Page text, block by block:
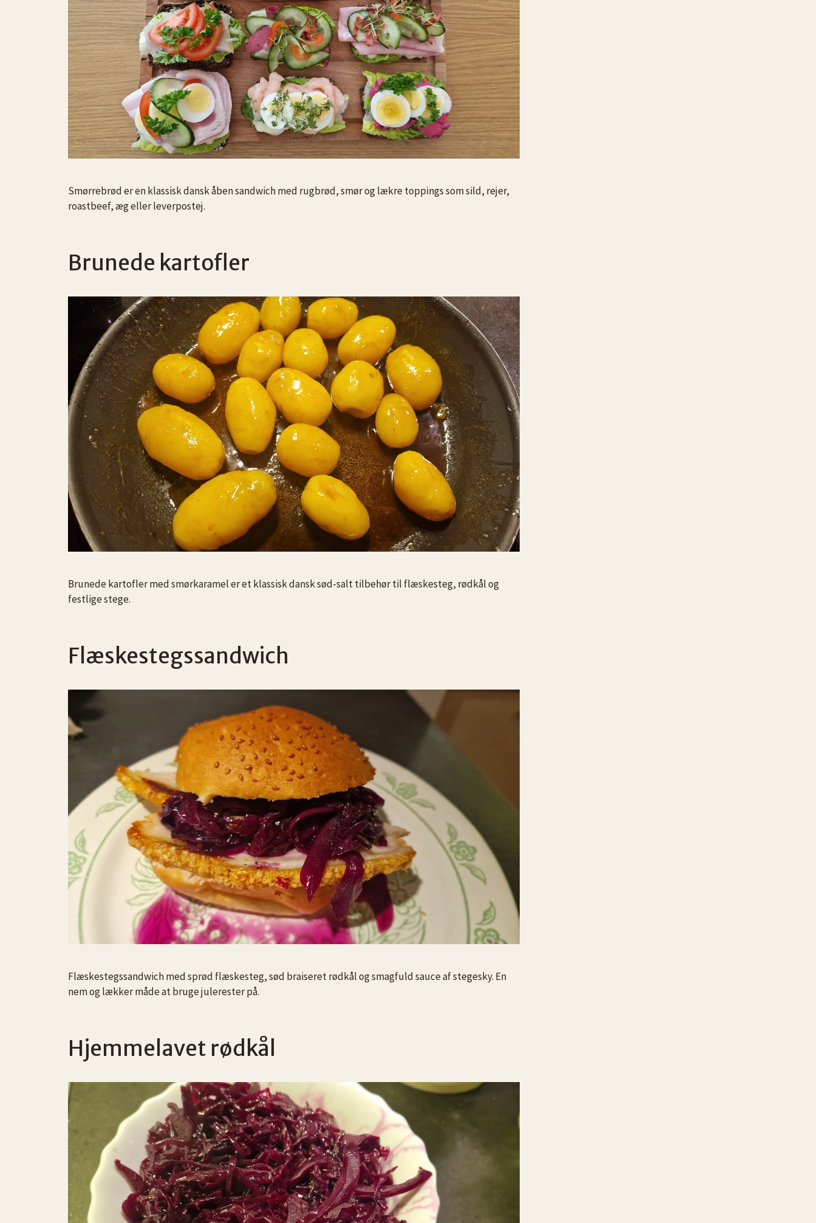
Smørrebrød er en klassisk dansk åben sandwich med rugbrød, smør og lækre toppings som sild, rejer,
roastbeef, æg eller leverpostej.
Brunede kartofler
Brunede kartofler med smørkaramel er et klassisk dansk sød-salt tilbehør til flæskesteg, rødkål og
festlige stege.
Flæskestegssandwich
Flæskestegssandwich med sprød flæskesteg, sød braiseret rødkål og smagfuld sauce af stegesky. En
nem og lækker måde at bruge julerester på.
Hjemmelavet rødkål